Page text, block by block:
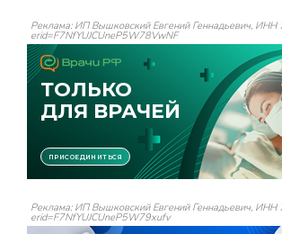
Реклама: ИП Вышковский Евгений Геннадьевич,
erid=F7NfYUJCUneP5W78VwNF
Реклама: ИП Вышковский Евгений Геннадьевич,
erid=F7NfYUJCUneP5W79xufv